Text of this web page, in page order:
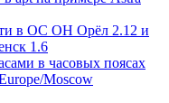
в ОС ОН Орёл 2.12 и
1.6
в часовых поясах
Moscow